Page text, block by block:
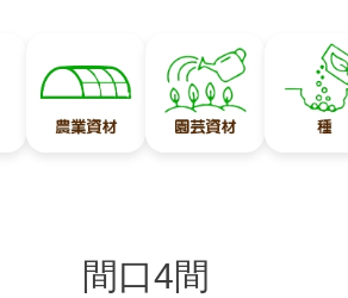
間口4間